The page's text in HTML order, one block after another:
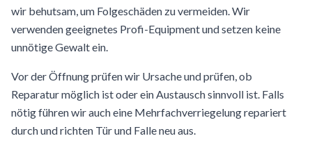
wir behutsam, um Folgeschäden zu vermeiden. Wir
verwenden geeignetes Profi-Equipment und setzen keine
unnötige Gewalt ein.
Vor der Öffnung prüfen wir Ursache und prüfen, ob
Reparatur möglich ist oder ein Austausch sinnvoll ist. Falls
nötig führen wir auch eine Mehrfachverriegelung repariert
durch und richten Tür und Falle neu aus.